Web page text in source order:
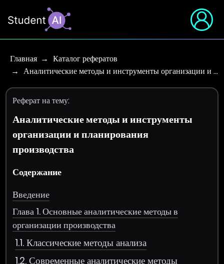
Главная
Каталог рефератов
Аналитические методы и инструменты организации и …
Реферат на тему:
Аналитические методы и инструменты
организации и планирования
производства
Содержание
Введение
Глава 1. Основные аналитические методы в
организации производства
1.1. Классические методы анализа
1.2. Современные аналитические методы